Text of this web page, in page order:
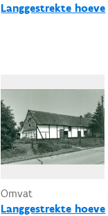
Langgestrekte hoeve
Omvat
Langgestrekte hoeve